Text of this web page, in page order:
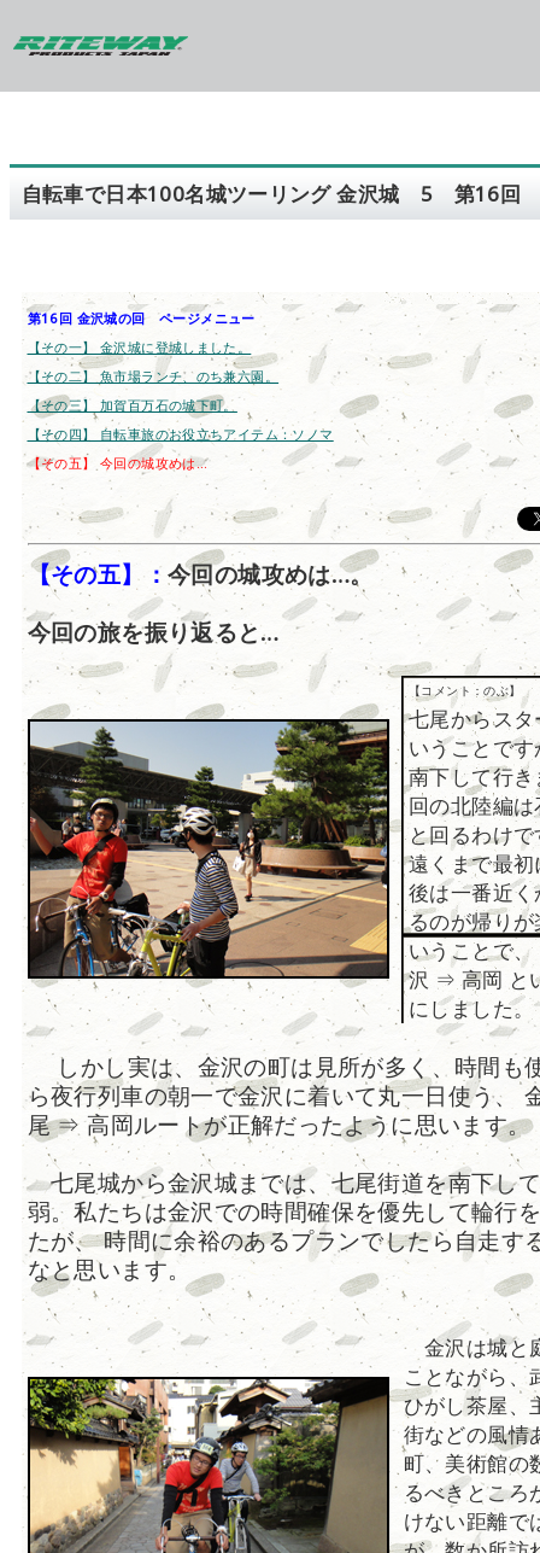
自転車で日本100名城ツーリング 金沢城 5 第16回
第16回 金沢城の回 ページメニュー
【その一】 金沢城に登城しました。
【その二】 魚市場ランチ、のち兼六園。
【その三】 加賀百万石の城下町。
【その四】 自転車旅のお役立ちアイテム：ソノマ
【その五】 今回の城攻めは…
【その五】： 今回の城攻めは…。
今回の旅を振り返ると…
【コメント：のぶ】
七尾からス
いうことで
南下して行
回の北陸編
と回るわけ
遠くまで最
後は一番近
るのが帰り
いうことで
沢 ⇒ 高岡 と
にしました。
しかし実は、金沢の町は見所が多く、時間も
ら夜行列車の朝一で金沢に着いて丸一日使う、
尾 ⇒ 高岡ルートが正解だったように思います。
七尾城から金沢城までは、七尾街道を南下し
弱。私たちは金沢での時間確保を優先して輪行
たが、 時間に余裕のあるプランでしたら自走す
なと思います。
金沢は城と
ことながら、
ひがし茶屋、
街などの風情
町、美術館の
るべきところ
けない距離で